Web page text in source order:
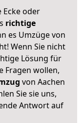
Ecke oder
richtige
es Umzüge von
Wenn Sie nicht
Lösung für
Fragen wollen,
von Aachen
Sie sie uns,
Antwort auf